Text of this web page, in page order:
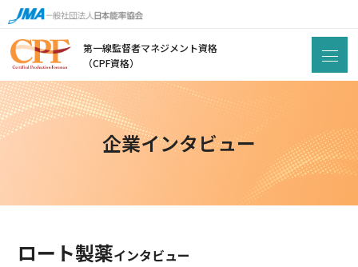
第一線監督者マネジメント資格
（CPF資格）
企業インタビュー
ロート製薬インタビュー